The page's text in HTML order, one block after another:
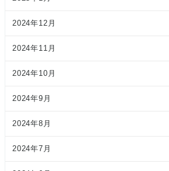
2024年12月
2024年11月
2024年10月
2024年9月
2024年8月
2024年7月